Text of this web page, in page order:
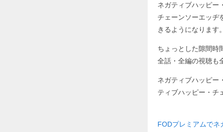
ネガティブハッピー
チェーンソーエッヂ
きるようになります。
ちょっとした隙間時
全話・全編の視聴も
ネガティブハッピー
ティブハッピー・チ
FODプレミアムでネ